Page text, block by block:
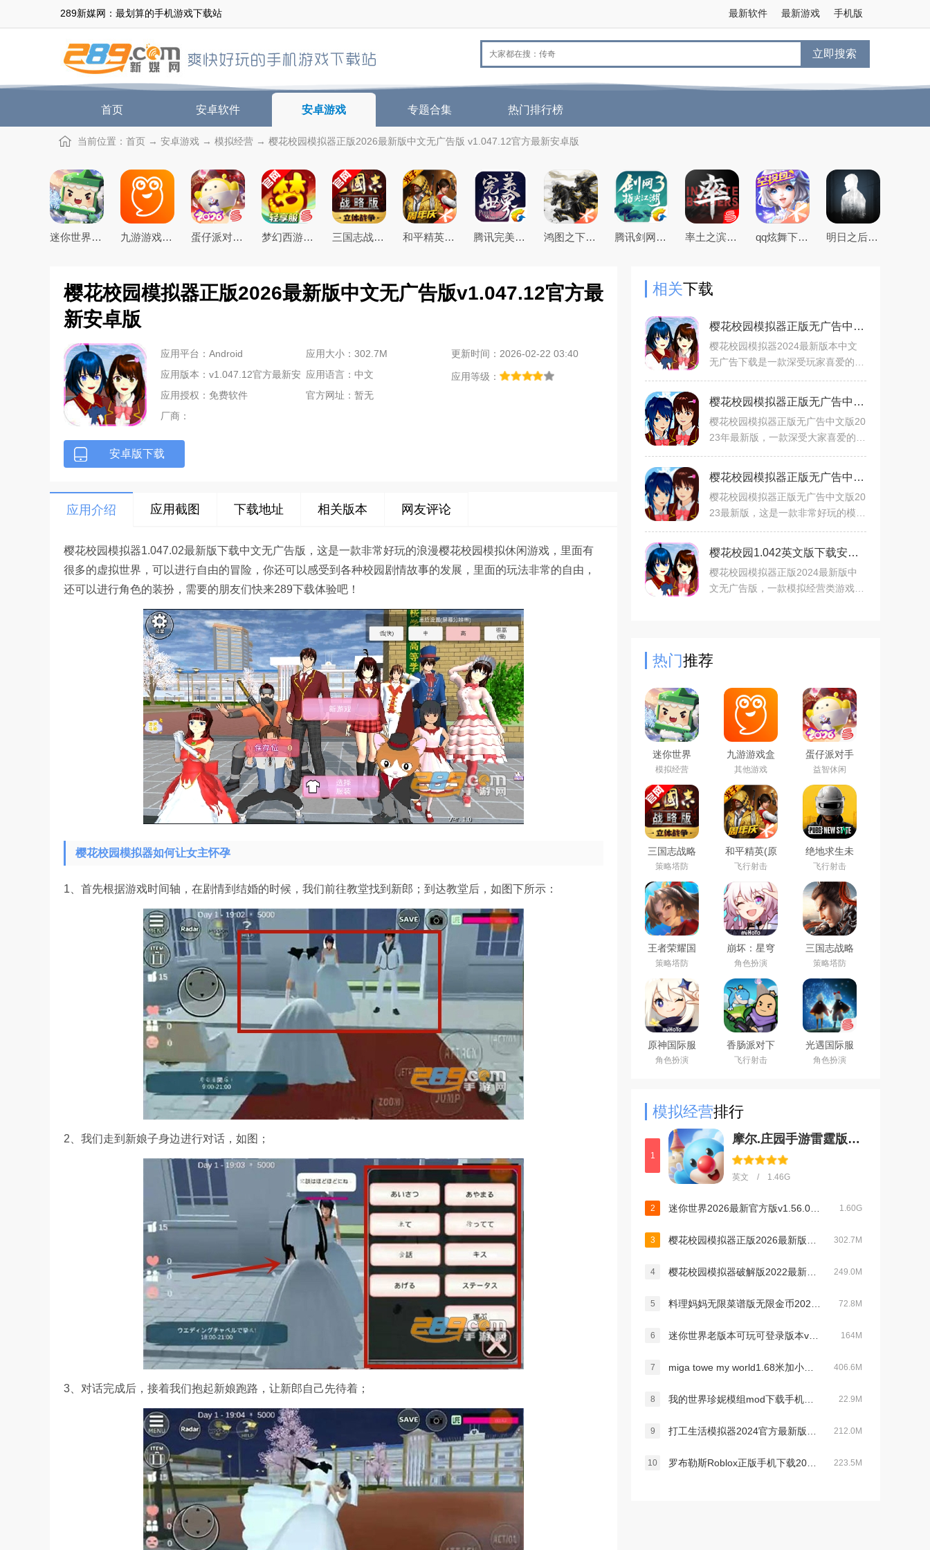
289新媒网：最划算的手机游戏下载站 手机版
最新游戏
最新软件
立即搜索
首页 安卓软件 安卓游戏 专题合集 热门排行榜
当前位置： 首页 → 安卓游戏 → 模拟经营 → 樱花校园模拟器正版2026最新版中文无广告版 v1.047.12官方最新安卓版
迷你世界2026最新官方版 九游游戏盒子app2026最新版 蛋仔派对手游(元气零食季)下载官方正版 梦幻西游手游下载2026最新版 三国志战略版2026官方最新版 和平精英(原刺激战场)官方最新版 腾讯完美世界手游 鸿图之下腾讯游戏正式版 腾讯剑网3指尖江湖手游 率土之滨手游下载2026最新版本 qq炫舞下载2026最新版 明日之后官方手游版
樱花校园模拟器正版2026最新版中文无广告版v1.047.12官方最
新安卓版
应用平台：Android 应用大小：302.7M
更新时间：2026-02-22 03:40
应用版本：v1.047.12官方最新安
卓版
应用语言：中文
应用等级：
应用授权：免费软件
官方网址：暂无
厂商：
安卓版下载
应用介绍 应用截图 下载地址 相关版本 网友评论
樱花校园模拟器1.047.02最新版下载中文无广告版，这是一款非常好玩的浪漫樱花校园模拟休闲游戏，里面有
很多的虚拟世界，可以进行自由的冒险，你还可以感受到各种校园剧情故事的发展，里面的玩法非常的自由，
还可以进行角色的装扮，需要的朋友们快来289下载体验吧！
樱花校园模拟器如何让女主怀孕
1、首先根据游戏时间轴，在剧情到结婚的时候，我们前往教堂找到新郎；到达教堂后，如图下所示：
2、我们走到新娘子身边进行对话，如图；
3、对话完成后，接着我们抱起新娘跑路，让新郎自己先待着；
相关下载
樱花校园模拟器正版无广告中文版v1.042.02安卓版
樱花校园模拟器2024最新版本中文
无广告下载是一款深受玩家喜爱的日
戏中创建自己的专属角色，可以更换
发型、服装、眼睛、面具等
樱花校园模拟器正版无广告中文版2023年最新版v1.041.09汉化版
樱花校园模拟器正版无广告中文版20
23年最新版，一款深受大家喜爱的校
1.039.99最新版中文能够真实模拟校
园环境，带玩家们体验从
樱花校园模拟器正版无广告中文版2023最新版v1.047.12最新安卓版
樱花校园模拟器正版无广告中文版20
23最新版，这是一款非常好玩的模拟
这里看到全面的模式和个性的校园恋
爱玩法内容，里面的服饰
樱花校园1.042英文版下载安装2025v1.042中文版正版
樱花校园模拟器正版2024最新版中
文无广告版，一款模拟经营类游戏应
热门推荐
迷你世界
2026最新官
方版
模拟经营
九游游戏盒
子app2026
最新版
其他游戏
蛋仔派对手
游(元气零食
季)下载官方
正版
益智休闲
三国志战略
版2026官方
最新版
策略塔防
和平精英(原
刺激战场)官
方最新版
飞行射击
绝地求生未
来之役手游
国际服下载
正版
飞行射击
王者荣耀国
际服下载
2026官方手
机版
（Honor of
Kings）
策略塔防
崩坏：星穹
铁道官方手
游下载安卓
最新版
角色扮演
三国志战略
版安卓灵犀
客户端3D最
新版
策略塔防
原神国际服
(Genshin
Impact)下载
角色扮演
香肠派对下
载2026最新
版
飞行射击
光遇国际服
安卓最新版
角色扮演
模拟经营排行
1
摩尔.庄园手游雷霆版下载官方版v2.9.24091002S安卓版
英文 / 1.46G
2 1.60G
3 302.7M
4 249.0M
5 72.8M
6 164M
7 406.6M
8 22.9M
9 212.0M
10 223.5M